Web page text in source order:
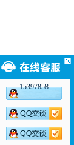
15397858